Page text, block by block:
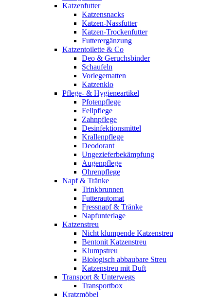
Katzenfutter
Katzensnacks
Katzen-Nassfutter
Katzen-Trockenfutter
Futterergänzung
Katzentoilette & Co
Deo & Geruchsbinder
Schaufeln
Vorlegematten
Katzenklo
Pflege- & Hygieneartikel
Pfotenpflege
Fellpflege
Zahnpflege
Desinfektionsmittel
Krallenpflege
Deodorant
Ungezieferbekämpfung
Augenpflege
Ohrenpflege
Napf & Tränke
Trinkbrunnen
Futterautomat
Fressnapf & Tränke
Napfunterlage
Katzenstreu
Nicht klumpende Katzenstreu
Bentonit Katzenstreu
Klumpstreu
Biologisch abbaubare Streu
Katzenstreu mit Duft
Transport & Unterwegs
Transportbox
Kratzmöbel